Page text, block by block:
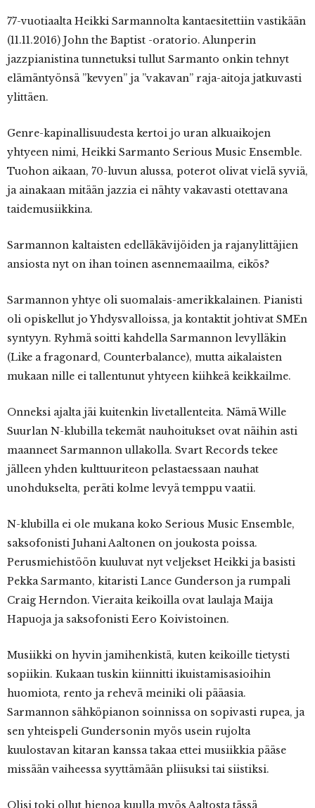
77-vuotiaalta Heikki Sarmannolta kantaesitettiin vastikään
(11.11.2016) John the Baptist -oratorio. Alunperin
jazzpianistina tunnetuksi tullut Sarmanto onkin tehnyt
elämäntyönsä ”kevyen” ja ”vakavan” raja-aitoja jatkuvasti
ylittäen.
Genre-kapinallisuudesta kertoi jo uran alkuaikojen
yhtyeen nimi, Heikki Sarmanto Serious Music Ensemble.
Tuohon aikaan, 70-luvun alussa, poterot olivat vielä syviä,
ja ainakaan mitään jazzia ei nähty vakavasti otettavana
taidemusiikkina.
Sarmannon kaltaisten edelläkävijöiden ja rajanylittäjien
ansiosta nyt on ihan toinen asennemaailma, eikös?
Sarmannon yhtye oli suomalais-amerikkalainen. Pianisti
oli opiskellut jo Yhdysvalloissa, ja kontaktit johtivat SMEn
syntyyn. Ryhmä soitti kahdella Sarmannon levylläkin
(Like a fragonard, Counterbalance), mutta aikalaisten
mukaan nille ei tallentunut yhtyeen kiihkeä keikkailme.
Onneksi ajalta jäi kuitenkin livetallenteita. Nämä Wille
Suurlan N-klubilla tekemät nauhoitukset ovat näihin asti
maanneet Sarmannon ullakolla. Svart Records tekee
jälleen yhden kulttuuriteon pelastaessaan nauhat
unohdukselta, peräti kolme levyä temppu vaatii.
N-klubilla ei ole mukana koko Serious Music Ensemble,
saksofonisti Juhani Aaltonen on joukosta poissa.
Perusmiehistöön kuuluvat nyt veljekset Heikki ja basisti
Pekka Sarmanto, kitaristi Lance Gunderson ja rumpali
Craig Herndon. Vieraita keikoilla ovat laulaja Maija
Hapuoja ja saksofonisti Eero Koivistoinen.
Musiikki on hyvin jamihenkistä, kuten keikoille tietysti
sopiikin. Kukaan tuskin kiinnitti ikuistamisasioihin
huomiota, rento ja rehevä meiniki oli pääasia.
Sarmannon sähköpianon soinnissa on sopivasti rupea, ja
sen yhteispeli Gundersonin myös usein rujolta
kuulostavan kitaran kanssa takaa ettei musiikkia pääse
missään vaiheessa syyttämään pliisuksi tai siistiksi.
Olisi toki ollut hienoa kuulla myös Aaltosta tässä